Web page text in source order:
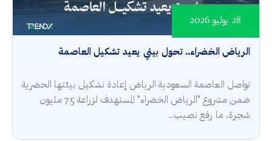
الرياض الخضراء.. تحول بيئي يعيد تشكيل العاصمة
28 يوليو 2026
تواصل العاصمة السعودية الرياض إعادة تشكيل بيئتها الحضرية
ضمن مشروع "الرياض الخضراء" المستهدف لزراعة 7.5 مليون
شجرة، ما رفع نصيب...